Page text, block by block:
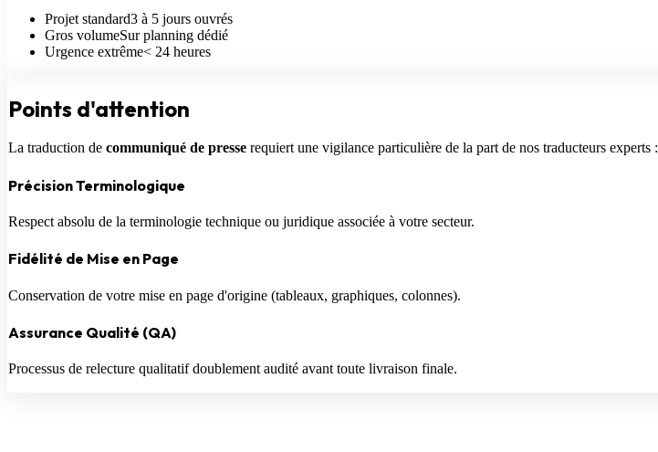
Projet standard3 à 5 jours ouvrés
Gros volumeSur planning dédié
Urgence extrême< 24 heures
Points d'attention
La traduction de communiqué de presse requiert une vigilance particulière de la part de nos traducteurs experts :
Précision Terminologique
Respect absolu de la terminologie technique ou juridique associée à votre secteur.
Fidélité de Mise en Page
Conservation de votre mise en page d'origine (tableaux, graphiques, colonnes).
Assurance Qualité (QA)
Processus de relecture qualitatif doublement audité avant toute livraison finale.